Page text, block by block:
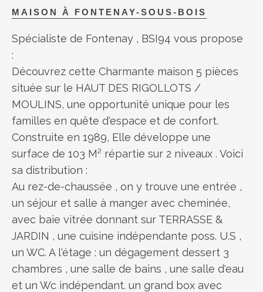
MAISON À FONTENAY-SOUS-BOIS
Spécialiste de Fontenay , BSI94 vous propose
:
Découvrez cette Charmante maison 5 pièces
située sur le HAUT DES RIGOLLOTS /
MOULINS, une opportunité unique pour les
familles en quête d'espace et de confort.
Construite en 1989, Elle développe une
surface de 103 M² répartie sur 2 niveaux . Voici
sa distribution :
Au rez-de-chaussée , on y trouve une entrée ,
un séjour et salle à manger avec cheminée,
avec baie vitrée donnant sur TERRASSE &
JARDIN , une cuisine indépendante poss. U.S ,
un WC. A l'étage : un dégagement dessert 3
chambres , une salle de bains , une salle d'eau
et un Wc indépendant. un grand box avec